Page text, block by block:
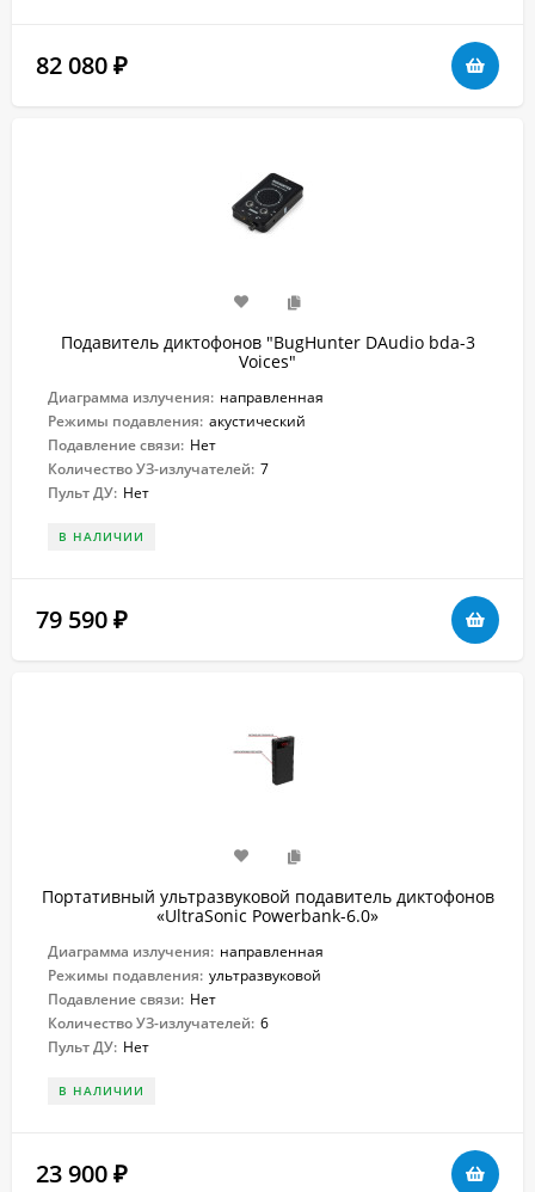
82 080 ₽
Подавитель диктофонов "BugHunter DAudio bda-3
Voices"
Диаграмма излучения: направленная
Режимы подавления: акустический
Подавление связи: Нет
Количество УЗ-излучателей: 7
Пульт ДУ: Нет
В НАЛИЧИИ
79 590 ₽
Портативный ультразвуковой подавитель диктофонов
«UltraSonic Powerbank-6.0»
Диаграмма излучения: направленная
Режимы подавления: ультразвуковой
Подавление связи: Нет
Количество УЗ-излучателей: 6
Пульт ДУ: Нет
В НАЛИЧИИ
23 900 ₽